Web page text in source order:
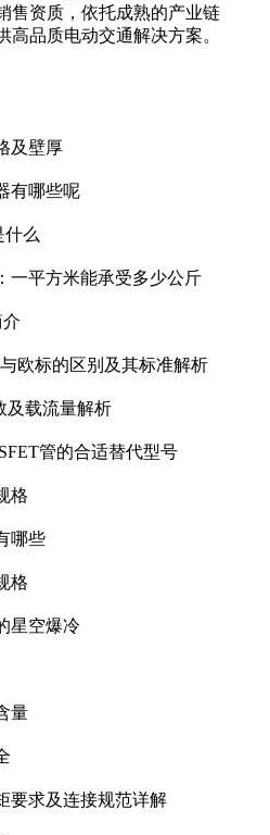
售资质，依托成熟的产业链
高品质电动交通解决方案。
及壁厚
有哪些呢
什么
一平方米能承受多少公斤
欧标的区别及其标准解析
及载流量解析
管的合适替代型号
格
哪些
格
星空爆冷
量
要求及连接规范详解